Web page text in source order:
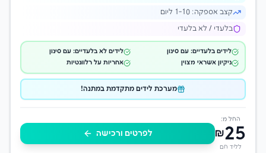
קצב אספקה: 1-10 ליום
בלעדי / לא בלעדי
לידים בלעדיים: עם סינון
לידים לא בלעדיים: עם סינון
ניקיון אשראי מצוין
אחריות על רלוונטיות
מערכת לידים מתקדמת במתנה!
החל מ:
₪25
לליד חם
לפרטים ורכישה